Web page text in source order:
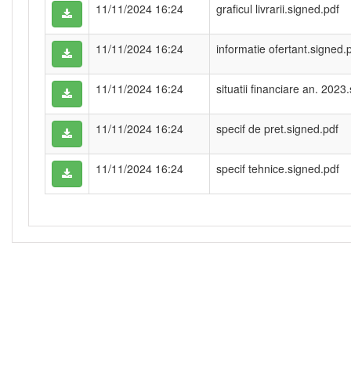
11/11/2024 16:24 graficul livrarii.signed.pdf
11/11/2024 16:24 informatie
11/11/2024 16:24 situatii financiare an.
11/11/2024 16:24 specif de pret.signed.pdf
11/11/2024 16:24 specif tehnice.signed.pdf